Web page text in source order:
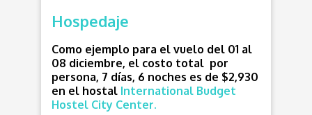
Hospedaje
Como ejemplo para el vuelo del 01 al
08 diciembre, el costo total por
persona, 7 días, 6 noches es de $2,930
en el hostal International Budget
Hostel City Center.